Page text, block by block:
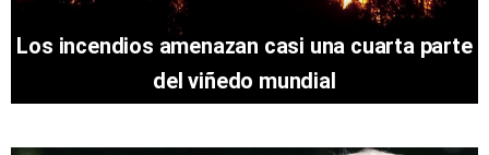
Los incendios amenazan casi una cuarta parte
del viñedo mundial